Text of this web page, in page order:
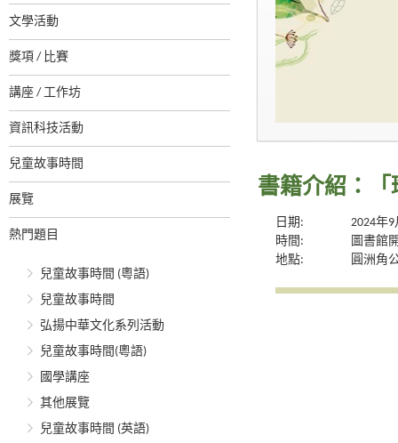
文學活動
獎項 / 比賽
講座 / 工作坊
資訊科技活動
兒童故事時間
展覽
熱門題目
兒童故事時間 (粵語)
兒童故事時間
弘揚中華文化系列活動
兒童故事時間(粵語)
國學講座
其他展覽
兒童故事時間 (英語)
書籍介紹：「
日期:
2024年
時間:
圖書館
地點:
圓洲角